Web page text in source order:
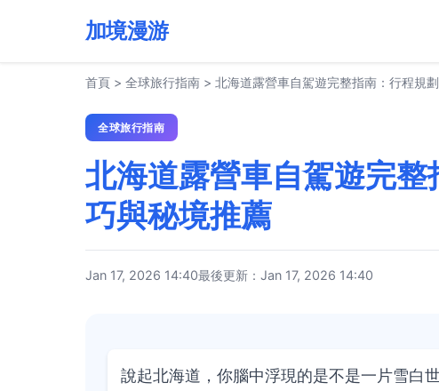
加境漫游
首頁 > 全球旅行指南 > 北海道露營車自駕遊完整指南：行程規
全球旅行指南
北海道露營車自駕遊完
巧與秘境推薦
Jan 17, 2026 14:40最後更新：Jan 17, 2026 14:40
說起北海道，你腦中浮現的是不是一片雪白